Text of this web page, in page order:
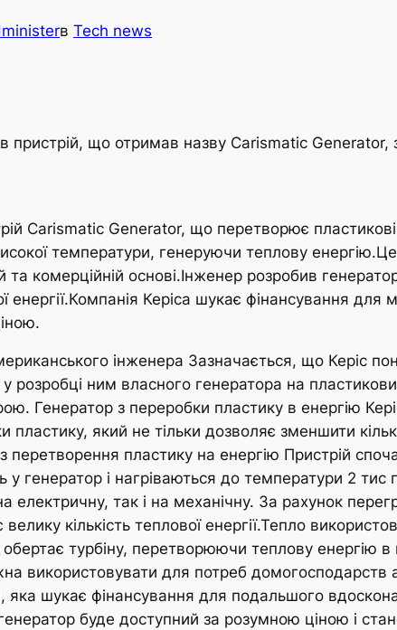
в Tech news
пристрій, що отримав назву Carismatic Generator,
Carismatic Generator, що перетворює
температури, генеруючи теплову
та комерційній основі.Інженер розробив
енергії.Компанія Керіса шукає фінансування
інженера Зазначається, що Керіс
ним власного генератора на
Генератор з переробки пластику в енергію
пластику, який не тільки дозволяє зменшити
пластику на енергію Пристрій
у генератор і нагріваються до температури 2
так і на механічну. За рахунок
кількість теплової енергії.Тепло
турбіну, перетворюючи теплову енергію
використовувати для потреб домогосподарств
шукає фінансування для подальшого
буде доступний за розумною ціною і